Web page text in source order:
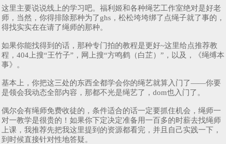
这里主要说说线上的学习吧。福利姬和各种绳艺工作室绝对是好老
师，当然，你得排除那种为了ghs，松松垮垮绑了点绳子就了事的，
得找实实在在请了绳师的那种。
如果你能找得到的话，那种专门拍的教程是更好~这里给点推荐教
程，404上搜“王竹子”，网上搜“方鸣鹤（白芷）”，以及，《绳缚本
事》。
基本上，你把这三处的东西全都学会你的绳艺就算入门了——你要
是领会我动态全部内容，那都不光是绳艺了，dom也入门了。
偶尔会有绳师免费收徒的，条件适合的话一定要抓住机会，绳师一
对一教学是很贵的！如果你下定决定准备用一百多的时薪去找绳师
上课，我推荐先把我这里提到的资源都看完，并且自己实践一下，
到时候直接针对性地答疑。